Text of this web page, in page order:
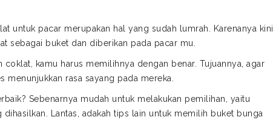
untuk pacar merupakan hal yang sudah lumrah. Karenanya kini
sebagai buket dan diberikan pada pacar mu.
coklat, kamu harus memilihnya dengan benar. Tujuannya, agar
rasa sayang pada mereka.
Sebenarnya mudah untuk melakukan pemilihan, yaitu
Lantas, adakah tips lain untuk memilih buket bunga